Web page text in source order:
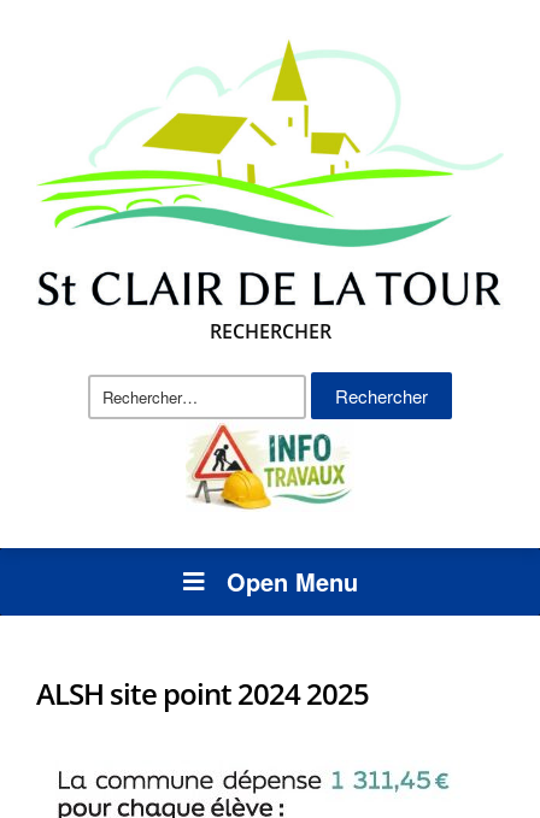
RECHERCHER
Rechercher :
Open Menu
ALSH site point 2024 2025